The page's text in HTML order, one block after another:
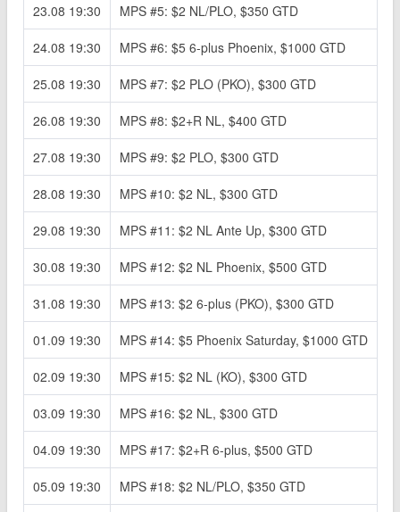
23.08 19:30 MPS #5: $2 NL/PLO, $350 GTD
24.08 19:30 MPS #6: $5 6-plus Phoenix, $1000 GTD
25.08 19:30 MPS #7: $2 PLO (PKO), $300 GTD
26.08 19:30 MPS #8: $2+R NL, $400 GTD
27.08 19:30 MPS #9: $2 PLO, $300 GTD
28.08 19:30 MPS #10: $2 NL, $300 GTD
29.08 19:30 MPS #11: $2 NL Ante Up, $300 GTD
30.08 19:30 MPS #12: $2 NL Phoenix, $500 GTD
31.08 19:30 MPS #13: $2 6-plus (PKO), $300 GTD
01.09 19:30 MPS #14: $5 Phoenix Saturday, $1000 GTD
02.09 19:30 MPS #15: $2 NL (KO), $300 GTD
03.09 19:30 MPS #16: $2 NL, $300 GTD
04.09 19:30 MPS #17: $2+R 6-plus, $500 GTD
05.09 19:30 MPS #18: $2 NL/PLO, $350 GTD